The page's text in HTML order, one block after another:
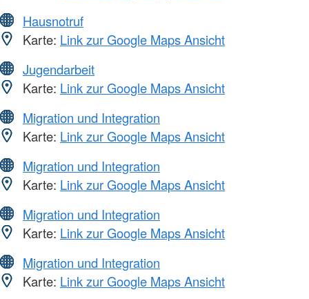
Hausnotruf
Karte: Link zur Google Maps Ansicht
Jugendarbeit
Karte: Link zur Google Maps Ansicht
Migration und Integration
Karte: Link zur Google Maps Ansicht
Migration und Integration
Karte: Link zur Google Maps Ansicht
Migration und Integration
Karte: Link zur Google Maps Ansicht
Migration und Integration
Karte: Link zur Google Maps Ansicht